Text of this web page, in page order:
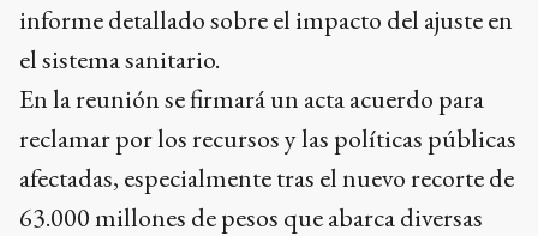
informe detallado sobre el impacto del ajuste en
el sistema sanitario.
En la reunión se firmará un acta acuerdo para
reclamar por los recursos y las políticas públicas
afectadas, especialmente tras el nuevo recorte de
63.000 millones de pesos que abarca diversas